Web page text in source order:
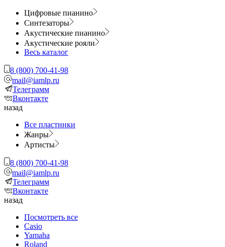
Цифровые пианино
Синтезаторы
Акустические пианино
Акустические рояли
Весь каталог
8 (800) 700-41-98
mail@iamlp.ru
Телеграмм
Вконтакте
назад
Все пластинки
Жанры
Артисты
8 (800) 700-41-98
mail@iamlp.ru
Телеграмм
Вконтакте
назад
Посмотреть все
Casio
Yamaha
Roland